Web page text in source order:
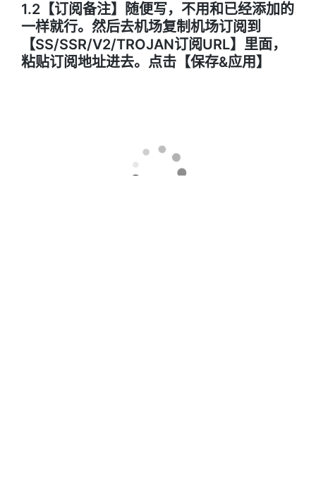
1.2【订阅备注】随便写，不用和已经添加的
一样就行。然后去机场复制机场订阅到
【SS/SSR/V2/TROJAN订阅URL】里面，
粘贴订阅地址进去。点击【保存&应用】